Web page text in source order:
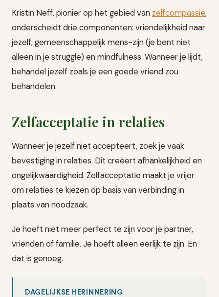
Kristin Neff, pionier op het gebied van zelfcompassie,
onderscheidt drie componenten: vriendelijkheid naar
jezelf, gemeenschappelijk mens-zijn (je bent niet
alleen in je struggle) en mindfulness. Wanneer je lijdt,
behandel jezelf zoals je een goede vriend zou
behandelen.
Zelfacceptatie in relaties
Wanneer je jezelf niet accepteert, zoek je vaak
bevestiging in relaties. Dit creëert afhankelijkheid en
ongelijkwaardigheid. Zelfacceptatie maakt je vrijer
om relaties te kiezen op basis van verbinding in
plaats van noodzaak.
Je hoeft niet meer perfect te zijn voor je partner,
vrienden of familie. Je hoeft alleen eerlijk te zijn. En
dat is genoeg.
DAGELIJKSE HERINNERING